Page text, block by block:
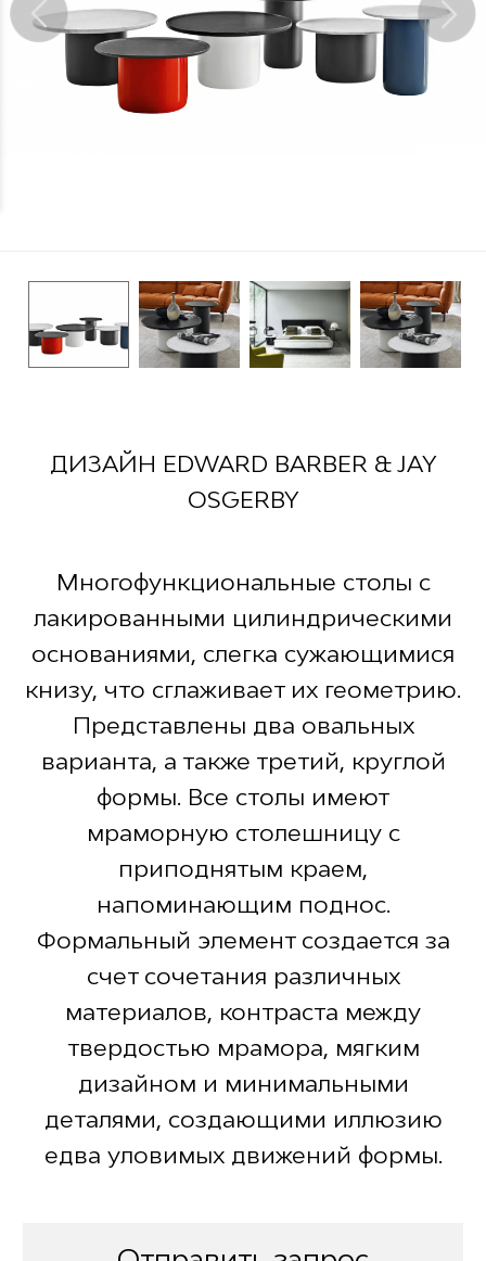
ДИЗАЙН EDWARD BARBER & JAY
OSGERBY
Многофункциональные столы с
лакированными цилиндрическими
основаниями, слегка сужающимися
книзу, что сглаживает их геометрию.
Представлены два овальных
варианта, а также третий, круглой
формы. Все столы имеют
мраморную столешницу с
приподнятым краем,
напоминающим поднос.
Формальный элемент создается за
счет сочетания различных
материалов, контраста между
твердостью мрамора, мягким
дизайном и минимальными
деталями, создающими иллюзию
едва уловимых движений формы.